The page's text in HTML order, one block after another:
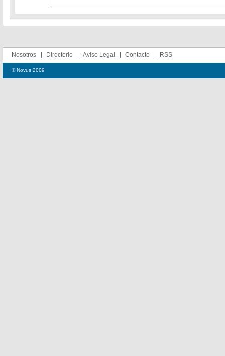
Nosotros Directorio Aviso Legal Contacto RSS
© Novus 2009